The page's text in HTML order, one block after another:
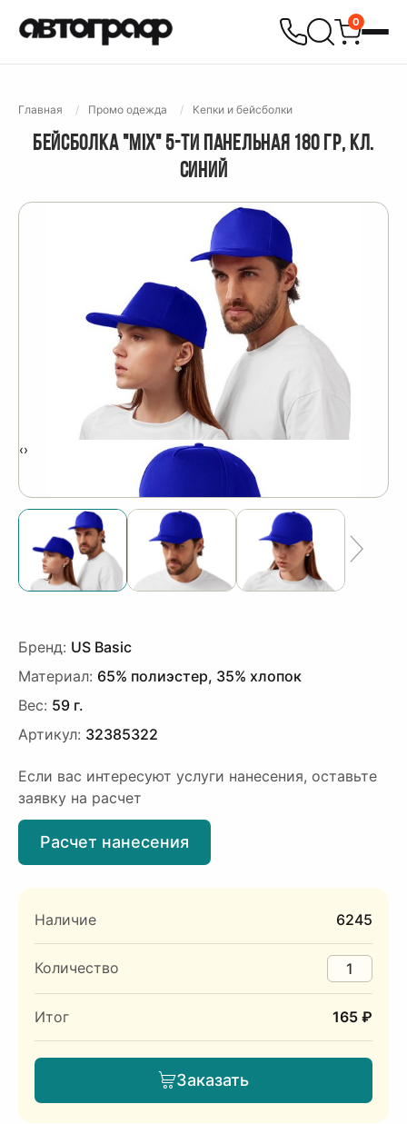
0
Главная Промо одежда Кепки и бейсболки
БЕЙСБОЛКА "MIX" 5-ТИ ПАНЕЛЬНАЯ 180 ГР, КЛ.
СИНИЙ
‹›
Бренд: US Basic
Материал: 65% полиэстер, 35% хлопок
Вес: 59 г.
Артикул: 32385322
Если вас интересуют услуги нанесения, оставьте
заявку на расчет
Расчет нанесения
Наличие 6245
Количество
Итог 165 ₽
Заказать